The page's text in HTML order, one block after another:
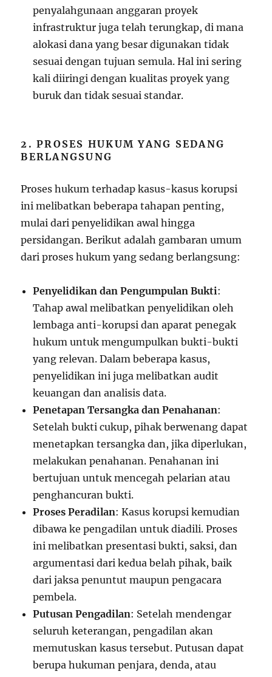
penyalahgunaan anggaran proyek
infrastruktur juga telah terungkap, di mana
alokasi dana yang besar digunakan tidak
sesuai dengan tujuan semula. Hal ini sering
kali diiringi dengan kualitas proyek yang
buruk dan tidak sesuai standar.
2. PROSES HUKUM YANG SEDANG
BERLANGSUNG
Proses hukum terhadap kasus-kasus korupsi
ini melibatkan beberapa tahapan penting,
mulai dari penyelidikan awal hingga
persidangan. Berikut adalah gambaran umum
dari proses hukum yang sedang berlangsung:
Penyelidikan dan Pengumpulan Bukti:
Tahap awal melibatkan penyelidikan oleh
lembaga anti-korupsi dan aparat penegak
hukum untuk mengumpulkan bukti-bukti
yang relevan. Dalam beberapa kasus,
penyelidikan ini juga melibatkan audit
keuangan dan analisis data.
Penetapan Tersangka dan Penahanan:
Setelah bukti cukup, pihak berwenang dapat
menetapkan tersangka dan, jika diperlukan,
melakukan penahanan. Penahanan ini
bertujuan untuk mencegah pelarian atau
penghancuran bukti.
Proses Peradilan: Kasus korupsi kemudian
dibawa ke pengadilan untuk diadili. Proses
ini melibatkan presentasi bukti, saksi, dan
argumentasi dari kedua belah pihak, baik
dari jaksa penuntut maupun pengacara
pembela.
Putusan Pengadilan: Setelah mendengar
seluruh keterangan, pengadilan akan
memutuskan kasus tersebut. Putusan dapat
berupa hukuman penjara, denda, atau